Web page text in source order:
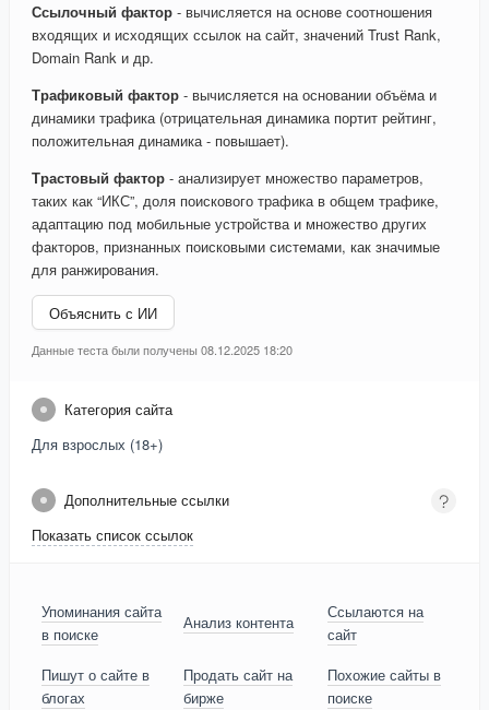
Ссылочный фактор - вычисляется на основе соотношения
входящих и исходящих ссылок на сайт, значений Trust Rank,
Domain Rank и др.
Трафиковый фактор - вычисляется на основании объёма и
динамики трафика (отрицательная динамика портит рейтинг,
положительная динамика - повышает).
Трастовый фактор - анализирует множество параметров,
таких как “ИКС”, доля поискового трафика в общем трафике,
адаптацию под мобильные устройства и множество других
факторов, признанных поисковыми системами, как значимые
для ранжирования.
Объяснить с ИИ
Данные теста были получены 08.12.2025 18:20
Категория сайта
Для взрослых (18+)
Дополнительные ссылки
Показать список ссылок
Упоминания сайта
в поиске
Анализ контента
Ссылаются на
сайт
Пишут о сайте в
блогах
Продать сайт на
бирже
Похожие сайты в
поиске